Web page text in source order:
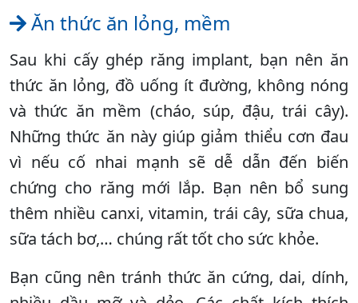
Ăn thức ăn lỏng, mềm
Sau khi cấy ghép răng implant, bạn nên ăn
thức ăn lỏng, đồ uống ít đường, không nóng
và thức ăn mềm (cháo, súp, đậu, trái cây).
Những thức ăn này giúp giảm thiểu cơn đau
vì nếu cố nhai mạnh sẽ dễ dẫn đến biến
chứng cho răng mới lắp. Bạn nên bổ sung
thêm nhiều canxi, vitamin, trái cây, sữa chua,
sữa tách bơ,… chúng rất tốt cho sức khỏe.
Bạn cũng nên tránh thức ăn cứng, dai, dính,